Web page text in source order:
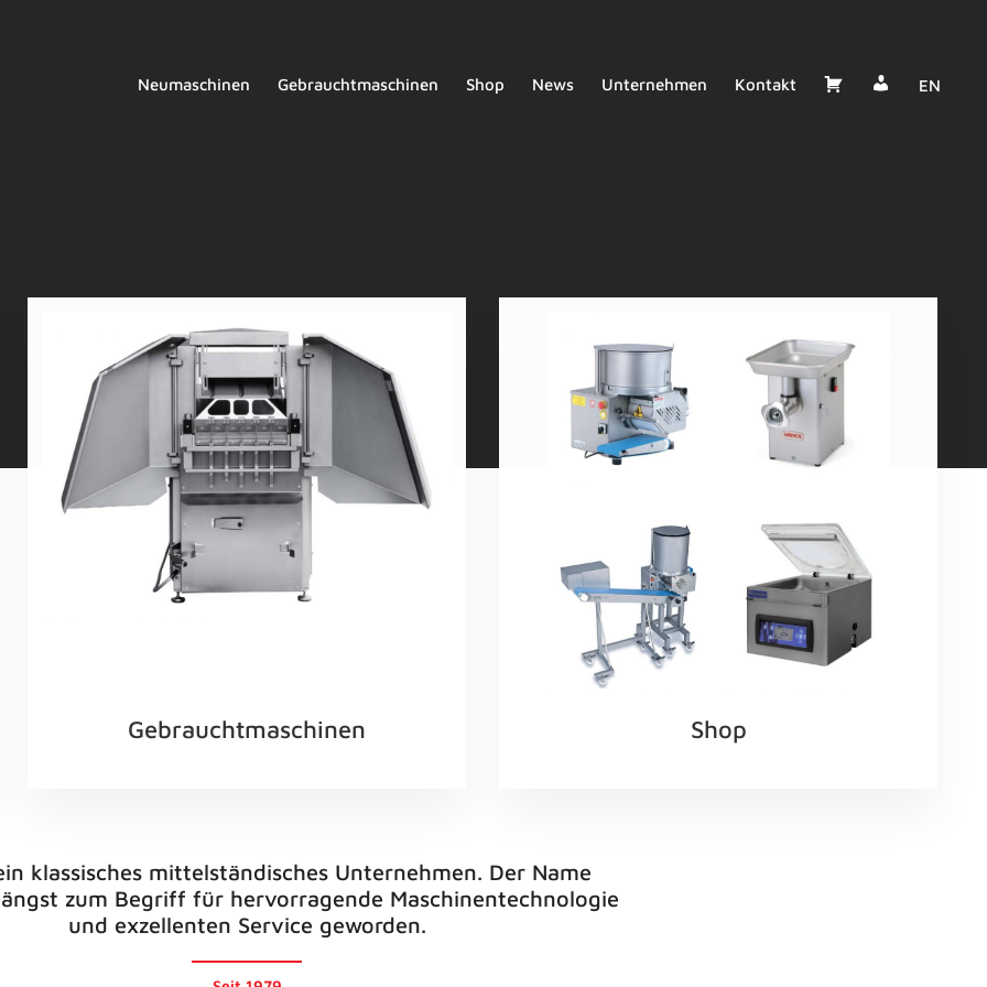
Neumaschinen Gebrauchtmaschinen Shop News Unternehmen Kontakt Cart
Dealer
EN
Gebraucht­maschinen Shop
klassisches mittelständisches Unternehmen. Der Name
zum Begriff für hervorragende Maschinentechnologie
und exzellenten Service geworden.